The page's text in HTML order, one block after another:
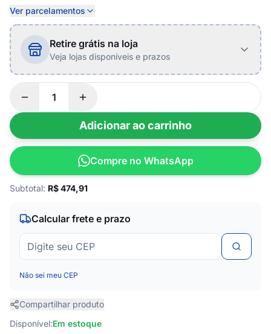
Ver parcelamentos
Retire grátis na loja
Veja lojas disponíveis e prazos
Adicionar ao carrinho
Compre no WhatsApp
Subtotal: R$474,91
Calcular frete e prazo
Não sei meu CEP
Compartilhar produto
Disponível:Em estoque